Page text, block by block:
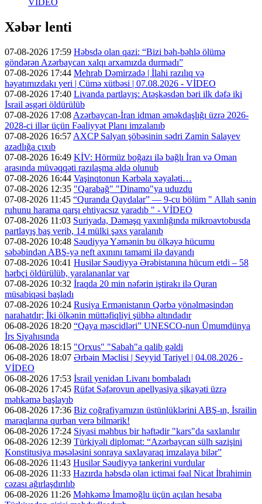
VİDEO
Xəbər lenti
07-08-2026 17:59 Həbsdə olan qazi: “Bizi bəh-bəhlə ölümə
göndərən Azərbaycan xalqı arxamızda durmadı”
07-08-2026 17:44 Mehrab Dəmirzadə | İlahi razılıq və
həyatımızdakı yeri | Cümə xütbəsi | 07.08.2026 - VİDEO
07-08-2026 17:40 Livanda partlayış: Atəşkəsdən bəri ilk dəfə iki
İsrail əsgəri öldürülüb
07-08-2026 17:08 Azərbaycan-İran idman əməkdaşlığı üzrə 2026-
2028-ci illər üçün Fəaliyyət Planı imzalanıb
07-08-2026 16:57 AXCP Salyan şöbəsinin sədri Zamin Salayev
azadlığa çıxıb
07-08-2026 16:49 KİV: Hörmüz boğazı ilə bağlı İran və Oman
arasında müvəqqəti razılaşma əldə olunub
07-08-2026 16:44 Vaşinqtonun Kərbəla xəyaləti…
07-08-2026 12:35 "Qarabağ" "Dinamo"ya uduzdu
07-08-2026 11:45 “Quranda Qaydalar” — 9-cu bölüm " Allah sənin
ruhunu harama qarşı ehtiyacsız yaradıb " - VİDEO
07-08-2026 11:03 Suriyada, Dəməşq yaxınlığında mikroavtobusda
partlayış baş verib, 14 mülki şəxs yaralanıb
07-08-2026 10:48 Səudiyyə Yəmənin bu ölkəyə hücumu
səbəbindən ABŞ-yə neft axınını tamami ilə dayandı
07-08-2026 10:41 Husilər Səudiyyə Ərəbistanına hücum etdi – 58
hərbçi öldürülüb, yaralananlar var
07-08-2026 10:32 İraqda 20 min nəfərin iştirakı ilə Quran
müsabiqəsi başladı
07-08-2026 10:24 Rusiya Ermənistanın Qərbə yönəlməsindən
narahatdır; İki ölkənin müttəfiqliyi şübhə altındadır
06-08-2026 18:20 “Qaya məscidləri” UNESCO-nun Ümumdünya
İrs Siyahısında
06-08-2026 18:15 "Orxus" "Sabah"a qalib gəldi
06-08-2026 18:07 Ərbəin Məclisi | Seyyid Tariyel | 04.08.2026 -
VİDEO
06-08-2026 17:53 İsrail yenidən Livanı bombaladı
06-08-2026 17:45 Rüfət Səfərovun apellyasiya şikayəti üzrə
məhkəmə başlayıb
06-08-2026 17:36 Biz coğrafiyamızın üstünlüklərini ABŞ-ın, İsrailin
maraqlarına qurban verə bilmərik!
06-08-2026 17:24 Siyasi məhbus bir həftədir "kars"da saxlanılır
06-08-2026 12:39 Türkiyəli diplomat: “Azərbaycan sülh sazişini
Konstitusiya məsələsini sonraya saxlayaraq imzalaya bilər”
06-08-2026 11:43 Husilər Səudiyyə tankerini vurdular
06-08-2026 11:33 Hazırda həbsdə olan ictimai fəal Nicat İbrahimin
cəzası ağırlaşdırılıb
06-08-2026 11:26 Məhkəmə İmamoğlu üçün açılan hesaba